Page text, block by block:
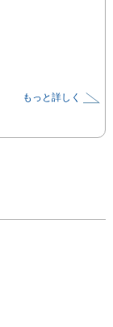
もっと詳しく